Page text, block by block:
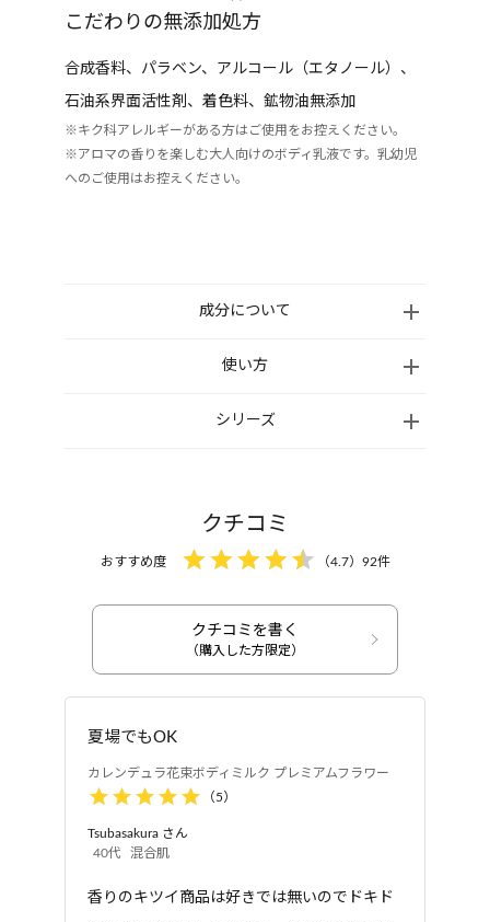
こだわりの無添加処方
合成香料、パラベン、アルコール（エタノール）、
石油系界面活性剤、着色料、鉱物油無添加
※キク科アレルギーがある方はご使用をお控えください。
※アロマの香りを楽しむ大人向けのボディ乳液です。乳幼児
へのご使用はお控えください。
成分について
水、BG、グリセリン、メドウフォーム油、オリーブ
スクワラン、ペンチレングリコール、グリコシルト
ス、水溶性コラーゲン、ヒアルロン酸Na、サッカロ
ミセス/ハトムギ種子発酵液、水溶性プロテオグリカ
ンナリリー根エキス、プラセンタエキス、ナイアシ
ンアミド、水添レシチン、コレステロール、セラミド
2、セラミド3、グリシン、ヒドロキシプロリン、ア
スコルビン酸、加水分解水添デンプン、ステアリン
酸グリセリル、ステアリルアルコール、マツリカ花
エキス、バニラ果実エキス、ベルガモット果実油、
ジ花油、フェネチルアルコール、香料※、ジラウロ
セリル-2、ステアリン酸ポリグリセリル-10、トコフ
使い方
適量をとり、手のひら全体でやさしく、ボディになじ
シリーズ
カレンデュラ花束ボデ
ィミルク ビューティー
ボディミルク
カレンデュラ花束ボデ
ィミルク プレミアムフ
クチコミ
おすすめ度 （4.7） 92件
クチコミを書く
（購入した方限定）
夏場でもOK
カレンデュラ花束ボディミルク プレミアムフラワー
（5）
Tsubasakura さん
40代
混合肌
香りのキツイ商品は好きでは無いのでドキド